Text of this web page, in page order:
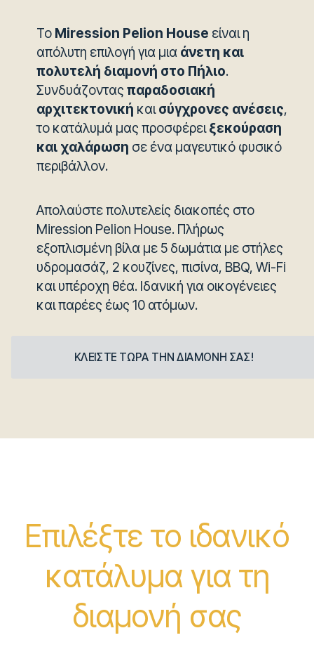
Το Miression Pelion House είναι η
απόλυτη επιλογή για μια άνετη και
πολυτελή διαμονή στο Πήλιο.
Συνδυάζονταςπαραδοσιακή
αρχιτεκτονική καισύγχρονες ανέσεις,
το κατάλυμά μας προσφέρειξεκούραση
και χαλάρωση σε ένα μαγευτικό φυσικό
περιβάλλον.
Απολαύστε πολυτελείς διακοπές στο
Miression Pelion House. Πλήρως
εξοπλισμένη βίλα με 5 δωμάτια με στήλες
υδρομασάζ, 2 κουζίνες, πισίνα, BBQ, Wi-Fi
και υπέροχη θέα. Ιδανική για οικογένειες
και παρέες έως 10 ατόμων.
ΚΛΕΙΣΤΕ ΤΩΡΑ ΤΗΝ ΔΙΑΜΟΝΗ ΣΑΣ!
Επιλέξτε το ιδανικό
κατάλυμα για τη
διαμονή σας